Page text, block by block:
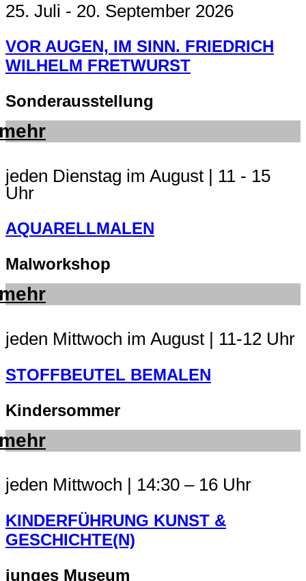
25. Juli - 20. September 2026
VOR AUGEN, IM SINN. FRIEDRICH
WILHELM FRETWURST
Sonderausstellung
jeden Dienstag im August | 11 - 15
Uhr
AQUARELLMALEN
Malworkshop
jeden Mittwoch im August | 11-12 Uhr
STOFFBEUTEL BEMALEN
Kindersommer
jeden Mittwoch | 14:30 – 16 Uhr
KINDERFÜHRUNG KUNST &
GESCHICHTE(N)
junges Museum